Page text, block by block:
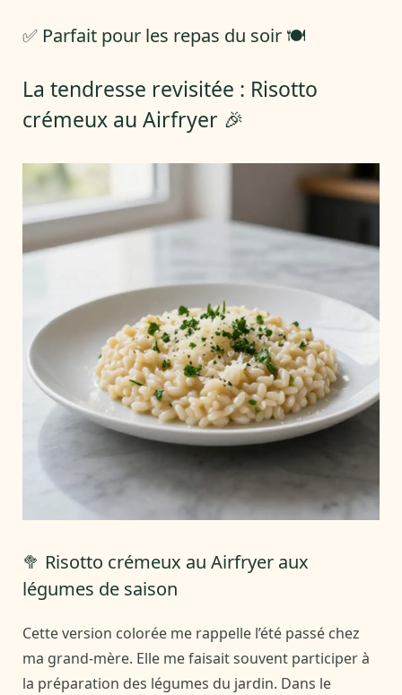
✅ Parfait pour les repas du soir 🍽️
La tendresse revisitée : Risotto
crémeux au Airfryer 🎉
🥦 Risotto crémeux au Airfryer aux
légumes de saison
Cette version colorée me rappelle l’été passé chez
ma grand-mère. Elle me faisait souvent participer à
la préparation des légumes du jardin. Dans le